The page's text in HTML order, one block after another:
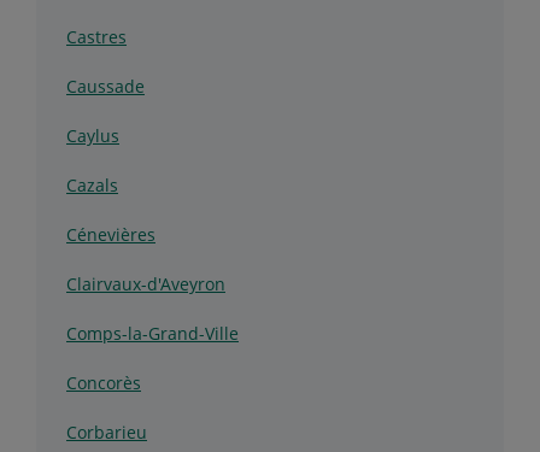
Castres
Caussade
Caylus
Cazals
Cénevières
Clairvaux-d'Aveyron
Comps-la-Grand-Ville
Concorès
Corbarieu